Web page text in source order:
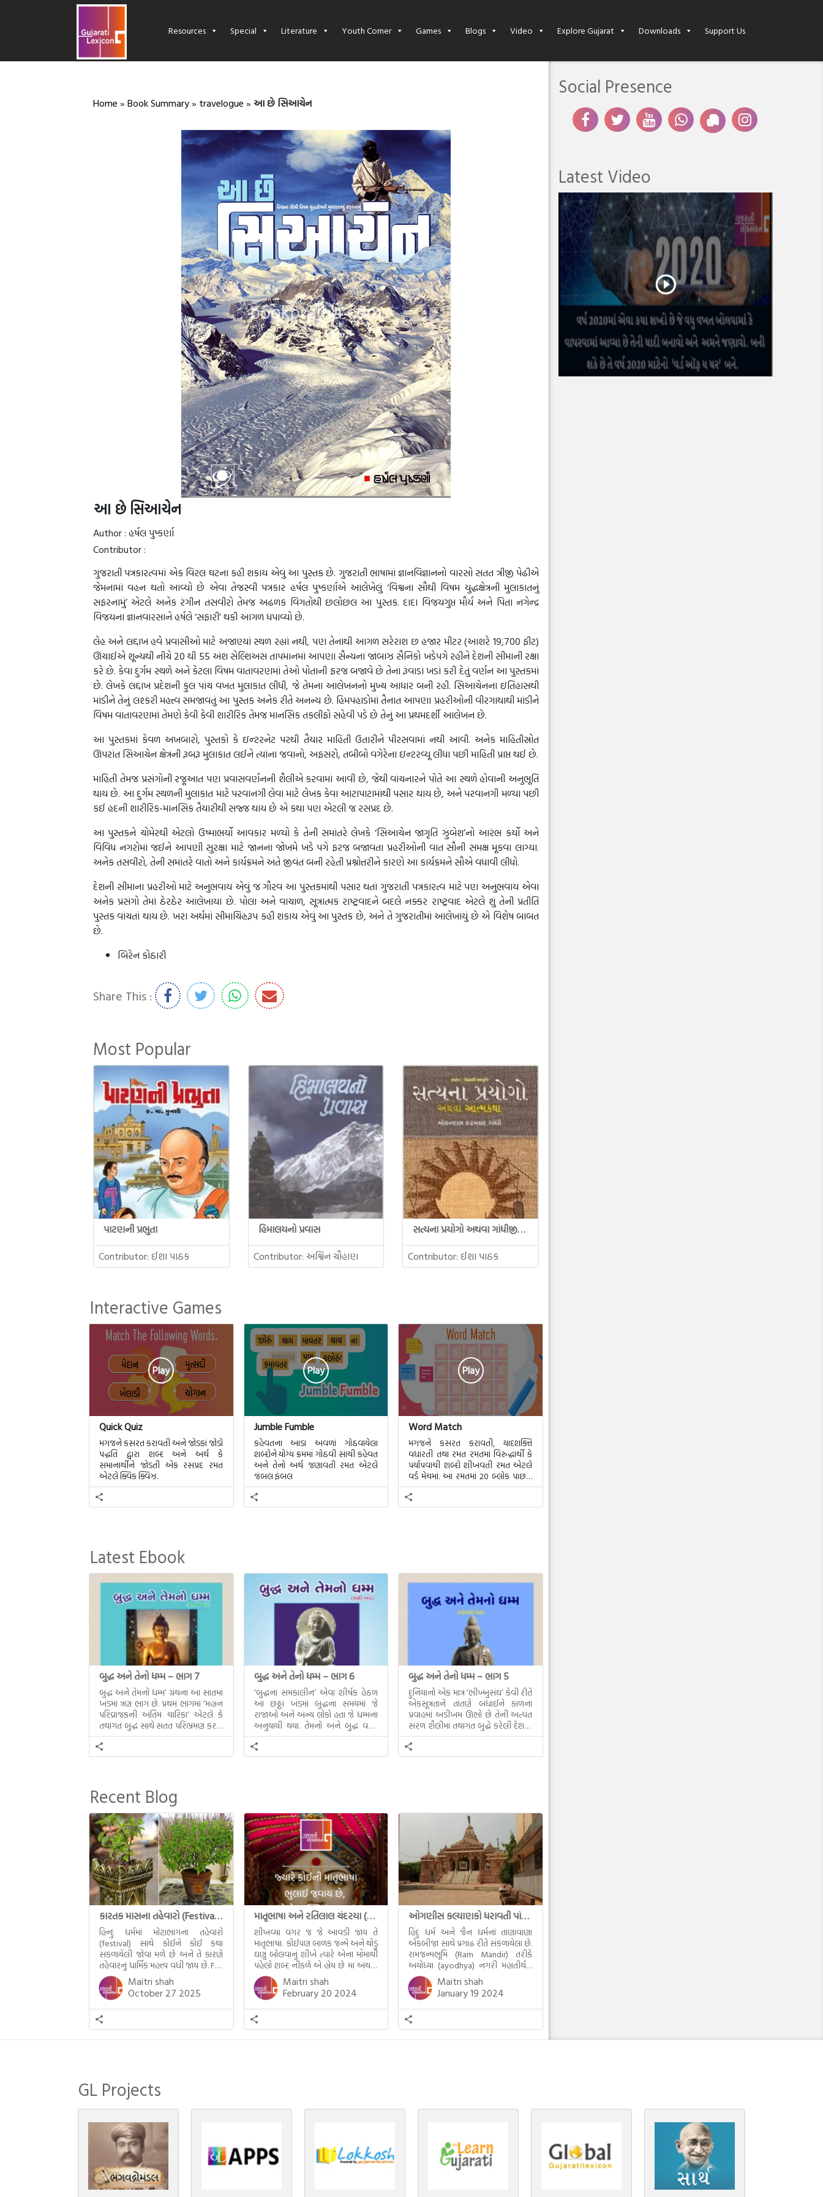
Resources Special Literature Youth Corner Games Blogs Video Explore Gujarat Downloads Support Us
Home » Book Summary» travelogue » આ છે સિઆચેન
આ છે સિઆચેન
Author : હર્ષલ પુષ્કર્ણા
Contributor :
ગુજરાતી પત્રકારત્વમાં એક વિરલ ઘટના કહી શકાય એવું આ પુસ્તક છે. ગુજરાતી ભાષામાં જ્ઞાનવિજ્ઞાનનો વારસો સતત ત્રીજી પેઢીએ
જેમનામાં વહન થતો આવ્યો છે એવા તેજસ્વી પત્રકાર હર્ષલ પુષ્કર્ણાએ આલેખેલું ‘વિશ્વના સૌથી વિષમ યુદ્ધક્ષેત્રની મુલાકાતનું
સફરનામું’ એટલે અનેક રંગીન તસવીરો તેમજ અઢળક વિગતોથી છલોછલ આ પુસ્તક. દાદા વિજયગુપ્ત મૌર્ય અને પિતા નગેન્‍દ્ર
વિજયના જ્ઞાનવારસાને હર્ષલે ‘સફારી’ થકી આગળ ધપાવ્યો છે.
લેહ અને લદ્દાખ હવે પ્રવાસીઓ માટે અજાણ્યાં સ્થળ રહ્યાં નથી, પણ તેનાથી આગળ સરેરાશ છ હજાર મીટર (આશરે 19,700 ફીટ)
ઊંચાઈએ શૂન્યથી નીચે 20 થી 55 અંશ સેલ્શિઅસ તાપમાનમાં આપણા સૈન્યના જાંબાઝ સૈનિકો ખડેપગે રહીને દેશની સીમાની રક્ષા
કરે છે. કેવા દુર્ગમ સ્થળે અને કેટલા વિષમ વાતાવરણમાં તેઓ પોતાની ફરજ બજાવે છે તેનાં રૂંવાડાં ખડાં કરી દેતું વર્ણન આ પુસ્તકમાં
છે. લેખકે લદ્દાખ પ્રદેશની કુલ પાંચ વખત મુલાકાત લીધી, જે તેમના આલેખનનો મુખ્ય આધાર બની રહી. સિઆચેનના ઇતિહાસથી
માંડીને તેનું લશ્કરી મહત્ત્વ સમજાવતું આ પુસ્તક અનેક રીતે અનન્ય છે. હિમપહાડોમાં તૈનાત આપણા પ્રહરીઓની વીરગાથાથી માંડીને
વિષમ વાતાવરણમાં તેમણે કેવી કેવી શારીરિક તેમજ માનસિક તકલીફો સહેવી પડે છે તેનું આ પ્રથમદર્શી આલેખન છે.
આ પુસ્તકમાં કેવળ અખબારો, પુસ્તકો કે ઇન્‍ટરનેટ પરથી તૈયાર માહિતી ઉતારીને પીરસવામાં નથી આવી. અનેક માહિતીસ્રોત
ઊપરાંત સિઆચેન ક્ષેત્રની રૂબરૂ મુલાકાત લઈને ત્યાંના જવાનો, અફસરો, તબીબો વગેરેના ઇન્‍ટરવ્યૂ લીધા પછી માહિતી પ્રાપ્ત થઈ છે.
માહિતી તેમજ પ્રસંગોની રજૂઆત પણ પ્રવાસવર્ણનની શૈલીએ કરવામાં આવી છે, જેથી વાંચનારને પોતે આ સ્થળે હોવાની અનુભૂતિ
થાય છે. આ દુર્ગમ સ્થળની મુલાકાત માટે પરવાનગી લેવા માટે લેખક કેવા આટાપાટામાંથી પસાર થાય છે, અને પરવાનગી મળ્યા પછી
કઈ હદની શારીરિક-માનસિક તૈયારીથી સજ્જ થાય છે એ કથા પણ એટલી જ રસપ્રદ છે.
આ પુસ્તકને ચોમેરથી એટલો ઉષ્માભર્યો આવકાર મળ્યો કે તેની સમાંતરે લેખકે ‘સિઆચેન જાગૃતિ ઝુંબેશ’નો આરંભ કર્યો અને
વિવિધ નગરોમાં જઈને આપણી સુરક્ષા માટે જાનના જોખમે ખડે પગે ફરજ બજાવતા પ્રહરીઓની વાત સૌની સમક્ષ મૂકવા લાગ્યા.
અનેક તસવીરો, તેની સમાંતરે વાતો અને કાર્યક્રમને અંતે જીવંત બની રહેતી પ્રશ્નોત્તરીને કારણે આ કાર્યક્રમને સૌએ વધાવી લીધો.
દેશની સીમાના પ્રહરીઓ માટે અનુભવાય એવું જ ગૌરવ આ પુસ્તકમાંથી પસાર થતાં ગુજરાતી પત્રકારત્વ માટે પણ અનુભવાય એવા
અનેક પ્રસંગો તેમાં ઠેરઠેર આલેખાયા છે. પોલા અને વાચાળ, સૂત્રાત્મક રાષ્ટ્રવાદને બદલે નક્કર રાષ્ટ્રવાદ એટલે શું તેની પ્રતીતિ
પુસ્તક વાંચતાં થાય છે. ખરા અર્થમાં સીમાચિહ્નરૂપ કહી શકાય એવું આ પુસ્તક છે, અને તે ગુજરાતીમાં આલેખાયું છે એ વિશેષ બાબત
છે.
બિરેન કોઠારી
Share This :
Most Popular
પાટણની પ્રભુતા
Contributor: ઈશા પાઠક
હિમાલયનો પ્રવાસ
Contributor: અશ્વિન ચૌહાણ
સત્યના પ્રયોગો અથવા ગાંધીજીની આત્મકથા
Contributor:ઈશા પાઠક
Interactive Games
Play
Quick Quiz
મગજને કસરત કરાવતી અને જોડકાં જોડો
પદ્ધતિ દ્વારા શબ્દ અને અર્થ કે
સમાનાર્થીને જોડતી એક રસપ્રદ રમત
એટલે ક્વિક ક્વિઝ.
Play
Jumble Fumble
કહેવતના આડા અવળાં ગોઠવાયેલા
શબ્દોને યોગ્ય ક્રમમાં ગોઠવી સાચી કહેવત
અને તેનો અર્થ જણાવતી રમત એટલે
જંબલ ફંબલ
Play
Word Match
મગજને કસરત કરાવતી, યાદશક્તિ
વધારતી તથા રમત રમતમાં વિરુદ્ધાર્થી કે
પર્યાપવાચી શબ્દો શીખવતી રમત એટલે
વર્ડ મેચમાં. આ રમતમાં 20 બ્લોક પાછળ
20 શબ્દો છુપાયેલા હશે.
Latest Ebook
બુદ્ધ અને તેનો ધમ્મ – ભાગ 7
બુદ્ધ અને તેમનો ધમ્મ’ ગ્રંથના આ સાતમાં
ખંડમાં ત્રણ ભાગ છે. પ્રથમ ભાગમાં ‘મહાન
પરિવ્રાજકની અંતિમ ચારિકા’ એટલે કે
તથાગત બુદ્ધ સાથે સતત પરિભ્રમણ કરતા
સહચારીઓ સાથે ફરી એકવારની
મુલાકાત, બીજા ભાગમાં તથાગતે
વૈશાલીથી વિદાય લીધી તે અને ત્રીજા
દૃશ્યો અંકિત થયાં છે. ટૂંકમાં બુદ્ધનાં
જીવનના અંતિમ દિવસોની યાત્રાનો
પરિપાક જોવા મળે […]
બુદ્ધ અને તેનો ધમ્મ – ભાગ 6
‘બુદ્ધના સમકાલીન’ એવા શીર્ષક હેઠળ
આ છઠ્ઠા ખંડમાં બુદ્ધના સમયમાં જે
રાજાઓ અને અન્ય લોકો હતા જે ધમ્મના
અનુયાયી થયા. તેમનો અને બુદ્ધ વચ્ચે
થયેલો સત્સંગ વીશે જાણકારી મળે છે.
બુદ્ધ અને તેનો ધમ્મ – ભાગ 5
દુનિયાનો એક માત્ર ‘ભીખ્ખુસંઘ’ કેવી રીતે
એકસૂત્રતાને તાંતણે બંધાઈને કાળના
પ્રવાહમાં અડીખમ ઊભો છે તેની અત્યંત
સરળ શૈલીમાં તથાગત બુદ્ધે કરેલી દેશના
સમાવતો મૂલ્યવાન ગ્રંથ એટલે બુદ્ધ અને
તેનો ધમ્મ.
Recent Blog
કારતક માસના તહેવારો (Festival of Kartik)
હિન્દુ ધર્મમાં મોટાભાગના તહેવારો
(festival) સાથે કોઈને કોઈ કથા
સંકળાયેલી જોવા મળે છે અને તે કારણે
તહેવારનું ધાર્મિક મહત્ત્વ વધી જાય છે. For
example, હાલમાં જ પ્રકાશનો તહેવાર
દિવાળી(diwali)ની ઉજવણી થઈ. પરંતુ
અષાઢ મહિનામાં આવતી દેવપોઢી
અગિયારસથી લઈને કારતિક સુદ
અગિયારસના રોજ આવતી દેવ ઊઠી
અગિયારસ વચ્ચે મોટેભાગે યજ્ઞોપવીત
સંસ્કાર, લગ્ન, દીક્ષાગ્રહણ, યજ્ઞ, ગૃહપ્રવેશ
Maitri shah
October 27 2025
માતૃભાષા અને રતિલાલ ચંદરયા (Ratilal Chandaria)
શીખવ્યા વગર જ જે આવડી જાય તે
માતૃભાષા. કોઈપણ બાળક જન્મે અને થોડું
ઘણું બોલવાનું શીખે ત્યારે એના મોંમાથી
પહેલો શબ્દ નીકળે એ હોય છે મા અથવા
મમ એટલે કે ખાવાનું. વળી આપણે
બાળકને સૂવડાવવા માટે જે ગીત કે
હાલરડાં ગાઈએ છીએ તે પણ આપણે
ગુજરાતીમાં જ ગાઈએ છીએ અંગ્રેજી ગીતો
નથી ગાતા. આમ બાળકને […]
Maitri shah
February 20 2024
ઓગણીસ કલ્યાણકો ધરાવતી પાંચ તીર્થંકરોની પરમ પાવન જન્મભૂમિ – અયોધ્યા (Ayodhya)
હિંદુ ધર્મ અને જૈન ધર્મનાં તાણાવાણા
એકબીજા સાથે પ્રગાઢ રીતે સંકળાયેલા છે.
રામજન્મભૂમિ (Ram Mandir) તરીકે
અયોધ્યા (ayodhya) નગરી મહાતીર્થનું
ગૌરવ પામી છે, તો એ જ રીતે જૈન ધર્મના
ચોવીસ તીર્થંકરોમાંથી પાંચ-પાંચ
તીર્થંકરોનો જન્મ આ અયોધ્યાની પાવન
ભૂમિ પર થયો છે. જૈન ધર્મમાં ચોવીસ
તીર્થંકરોમાંથી પાંચ-પાંચ તીર્થંકરોનાં
કલ્યાણકો અહીં આવ્યાં છે. દરેક
તીર્થંકરના જીવનની ચ્યવન(માતાના […]
Maitri shah
January 19 2024
Social Presence
Latest Video
GL Projects